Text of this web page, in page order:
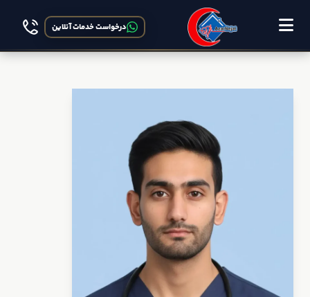
درخواست خدمات آنلاین